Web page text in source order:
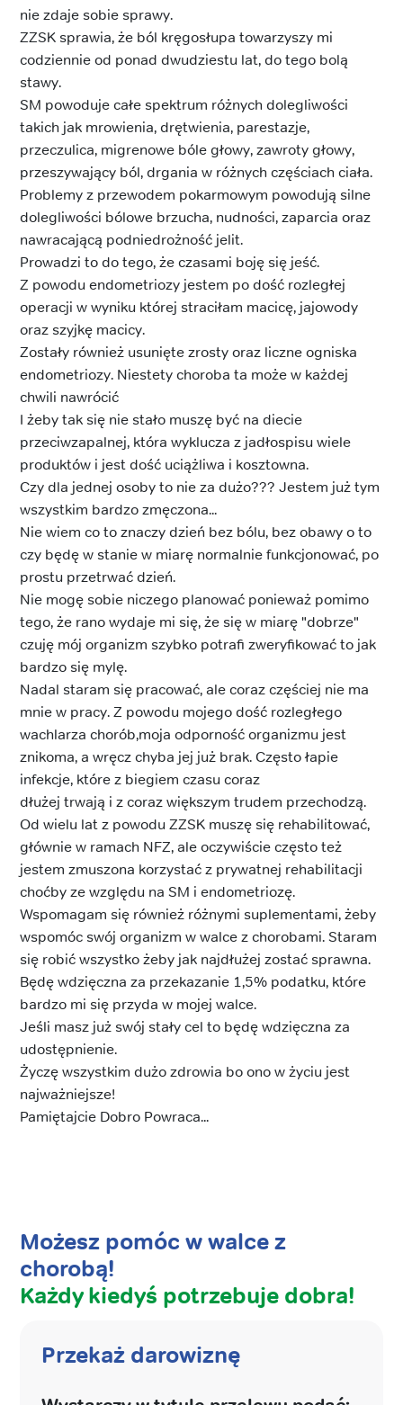
nie zdaje sobie sprawy.
ZZSK sprawia, że ból kręgosłupa towarzyszy mi
codziennie od ponad dwudziestu lat, do tego bolą
stawy.
SM powoduje całe spektrum różnych dolegliwości
takich jak mrowienia, drętwienia, parestazje,
przeczulica, migrenowe bóle głowy, zawroty głowy,
przeszywający ból, drgania w różnych częściach ciała.
Problemy z przewodem pokarmowym powodują silne
dolegliwości bólowe brzucha, nudności, zaparcia oraz
nawracającą podniedrożność jelit.
Prowadzi to do tego, że czasami boję się jeść.
Z powodu endometriozy jestem po dość rozległej
operacji w wyniku której straciłam macicę, jajowody
oraz szyjkę macicy.
Zostały również usunięte zrosty oraz liczne ogniska
endometriozy. Niestety choroba ta może w każdej
chwili nawrócić
I żeby tak się nie stało muszę być na diecie
przeciwzapalnej, która wyklucza z jadłospisu wiele
produktów i jest dość uciążliwa i kosztowna.
Czy dla jednej osoby to nie za dużo??? Jestem już tym
wszystkim bardzo zmęczona...
Nie wiem co to znaczy dzień bez bólu, bez obawy o to
czy będę w stanie w miarę normalnie funkcjonować, po
prostu przetrwać dzień.
Nie mogę sobie niczego planować ponieważ pomimo
tego, że rano wydaje mi się, że się w miarę "dobrze"
czuję mój organizm szybko potrafi zweryfikować to jak
bardzo się mylę.
Nadal staram się pracować, ale coraz częściej nie ma
mnie w pracy. Z powodu mojego dość rozległego
wachlarza chorób,moja odporność organizmu jest
znikoma, a wręcz chyba jej już brak. Często łapie
infekcje, które z biegiem czasu coraz
dłużej trwają i z coraz większym trudem przechodzą.
Od wielu lat z powodu ZZSK muszę się rehabilitować,
głównie w ramach NFZ, ale oczywiście często też
jestem zmuszona korzystać z prywatnej rehabilitacji
choćby ze względu na SM i endometriozę.
Wspomagam się również różnymi suplementami, żeby
wspomóc swój organizm w walce z chorobami. Staram
się robić wszystko żeby jak najdłużej zostać sprawna.
Będę wdzięczna za przekazanie 1,5% podatku, które
bardzo mi się przyda w mojej walce.
Jeśli masz już swój stały cel to będę wdzięczna za
udostępnienie.
Życzę wszystkim dużo zdrowia bo ono w życiu jest
najważniejsze!
Pamiętajcie Dobro Powraca...
Możesz pomóc w walce z
chorobą!
Każdy kiedyś potrzebuje dobra!
Przekaż darowiznę